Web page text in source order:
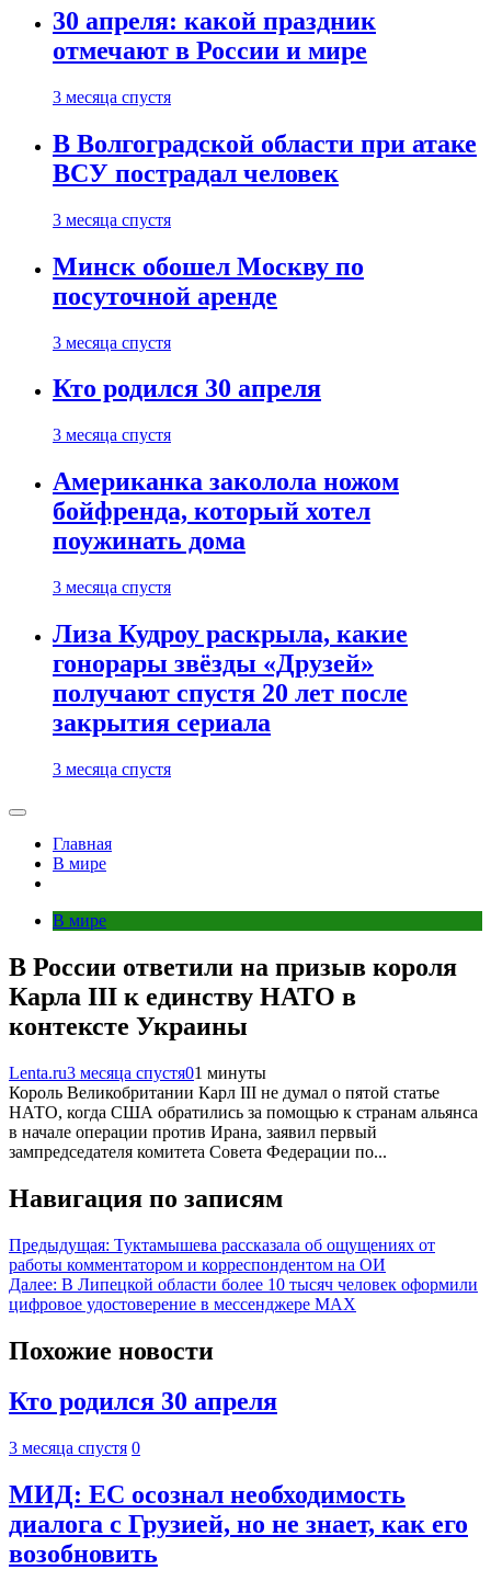
30 апреля: какой праздник
отмечают в России и мире
3 месяца спустя
В Волгоградской области при атаке
ВСУ пострадал человек
3 месяца спустя
Минск обошел Москву по
посуточной аренде
3 месяца спустя
Кто родился 30 апреля
3 месяца спустя
Американка заколола ножом
бойфренда, который хотел
поужинать дома
3 месяца спустя
Лиза Кудроу раскрыла, какие
гонорары звёзды «Друзей»
получают спустя 20 лет после
закрытия сериала
3 месяца спустя
Главная
В мире
В мире
В России ответили на призыв короля
Карла III к единству НАТО в
контексте Украины
Lenta.ru3 месяца спустя01 минуты
Король Великобритании Карл III не думал о пятой статье
НАТО, когда США обратились за помощью к странам альянса
в начале операции против Ирана, заявил первый
зампредседателя комитета Совета Федерации по...
Навигация по записям
Предыдущая: Туктамышева рассказала об ощущениях от
работы комментатором и корреспондентом на ОИ
Далее: В Липецкой области более 10 тысяч человек оформили
цифровое удостоверение в мессенджере MAX
Похожие новости
Кто родился 30 апреля
3 месяца спустя 0
МИД: ЕС осознал необходимость
диалога с Грузией, но не знает, как его
возобновить